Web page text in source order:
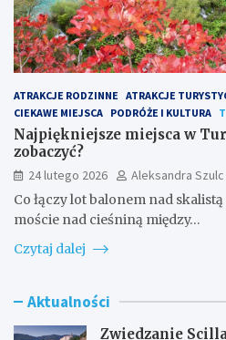
ATRAKCJE RODZINNE ATRAKCJE
CIEKAWE MIEJSCA PODRÓŻE I KULTURA
Najpiękniejsze miejsca w
zobaczyć?
24 lutego 2026
Aleksandra Szulc
Co łączy lot balonem nad
moście nad cieśniną między…
Czytaj dalej
Aktualności
Zwiedzanie